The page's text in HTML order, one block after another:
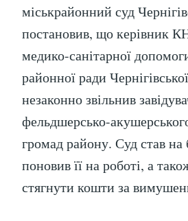
міськрайонний суд
постановив, що керівник
медико-санітарної
районної ради
незаконно звільнив
фельдшерсько-
громад району. Суд став на
поновив її на роботі, а
стягнути кошти за